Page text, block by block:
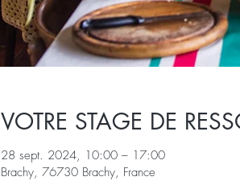
VOTRE STAGE DE
28 sept. 2024, 10:00 – 17:00
Brachy, 76730 Brachy, France